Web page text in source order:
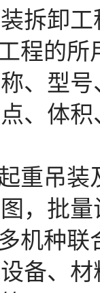
卸工
的所
、型
、体
吊装
，批
种联
备、